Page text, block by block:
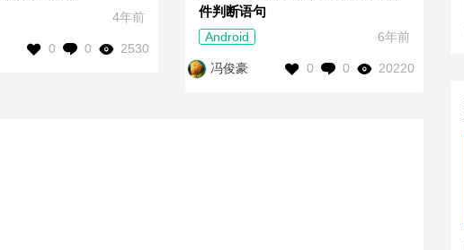
4年前
2530
0
0
件判断语句
Android 6年前
冯俊豪 20220
0
0